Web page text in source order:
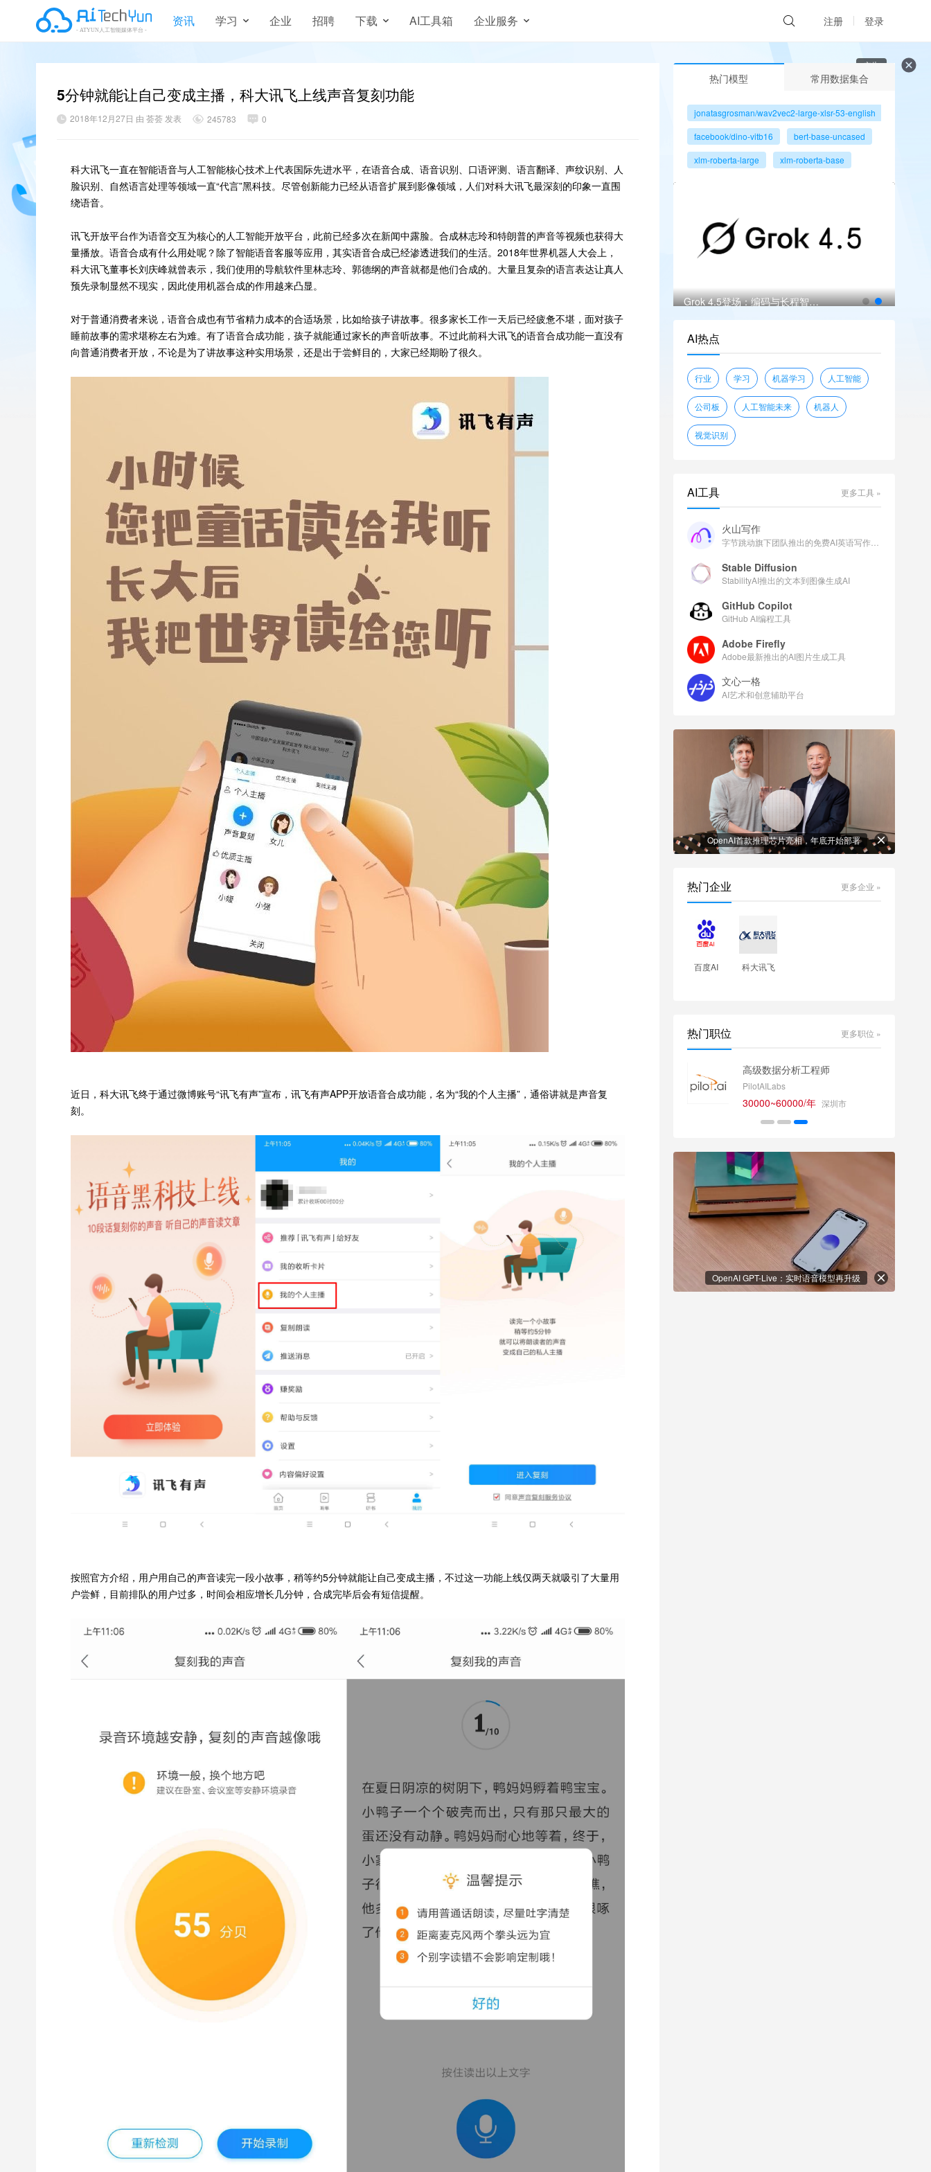
广告
资讯 学习 企业 招聘 下载 AI工具箱 企业服务 注册 登录
5分钟就能让自己变成主播，科大讯飞上线声音复刻功能
2018年12月27日 由 荟荟 发表 245783 0
科大讯飞一直在智能语音与人工智能核心技术上代表国际先进水平，在语音合成、语音识别、口语评测、语言翻译、声纹识别、人
脸识别、自然语言处理等领域一直“代言”黑科技。尽管创新能力已经从语音扩展到影像领域，人们对科大讯飞最深刻的印象一直围
绕语音。
讯飞开放平台作为语音交互为核心的人工智能开放平台，此前已经多次在新闻中露脸。合成林志玲和特朗普的声音等视频也获得大
量播放。语音合成有什么用处呢？除了智能语音客服等应用，其实语音合成已经渗透进我们的生活。2018年世界机器人大会上，
科大讯飞董事长刘庆峰就曾表示，我们使用的导航软件里林志玲、郭德纲的声音就都是他们合成的。大量且复杂的语言表达让真人
预先录制显然不现实，因此使用机器合成的作用越来凸显。
对于普通消费者来说，语音合成也有节省精力成本的合适场景，比如给孩子讲故事。很多家长工作一天后已经疲惫不堪，面对孩子
睡前故事的需求堪称左右为难。有了语音合成功能，孩子就能通过家长的声音听故事。不过此前科大讯飞的语音合成功能一直没有
向普通消费者开放，不论是为了讲故事这种实用场景，还是出于尝鲜目的，大家已经期盼了很久。
近日，科大讯飞终于通过微博账号“讯飞有声”宣布，讯飞有声APP开放语音合成功能，名为“我的个人主播”，通俗讲就是声音复
刻。
按照官方介绍，用户用自己的声音读完一段小故事，稍等约5分钟就能让自己变成主播，不过这一功能上线仅两天就吸引了大量用
户尝鲜，目前排队的用户过多，时间会相应增长几分钟，合成完毕后会有短信提醒。
热门模型 常用数据集合
jonatasgrosman/wav2vec2-large-xlsr-53-english
facebook/dino-vitb16
bert-base-uncased
xlm-roberta-large
xlm-roberta-base
Meta Muse Spark 1.1：百万上下文瞄准多智能体
Grok 4.5登场：编码与长程智能体再升级
piqa
EleutherAI/lambada_openai
facebook/flores
AI热点
行业 学习 机器学习 人工智能
公司板 人工智能未来 机器人
视觉识别
AI工具 更多工具 »
火山写作
Stable Diffusion
StabilityAI推出的文本到图像生成AI
GitHub Copilot
GitHub AI编程工具
Adobe Firefly
Adobe最新推出的AI图片生成工具
文心一格
AI艺术和创意辅助平台
OpenAI首款推理芯片亮相，年底开始部署
热门企业 更多企业 »
百度AI 科大讯飞
热门职位 更多职位 »
20000~40000/月 25000~30000/月 深圳市 30000~60000/年
深度学习软件工程师
Maluuba
20000~40000/月
OpenAI GPT-Live：实时语音模型再升级